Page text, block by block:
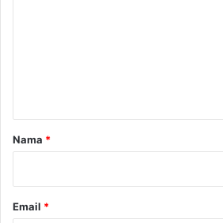
r
Nama *
Email *